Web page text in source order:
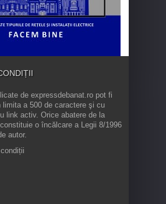
de expressdebanat.ro pot fi
limita a 500 de caractere şi cu
link activ. Orice abatere de la
o încălcare a Legii 8/1996
autor.